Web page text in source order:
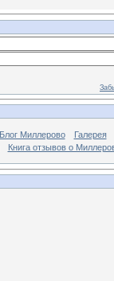
Блог Миллерово
Галерея
Книга отзывов о